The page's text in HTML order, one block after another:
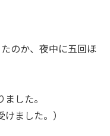
のか、夜中に五回ほ
した。
ました。）